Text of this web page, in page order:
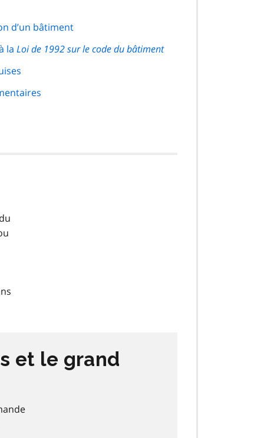
d’un bâtiment
la Loi de 1992 sur le code du bâtiment
et le grand